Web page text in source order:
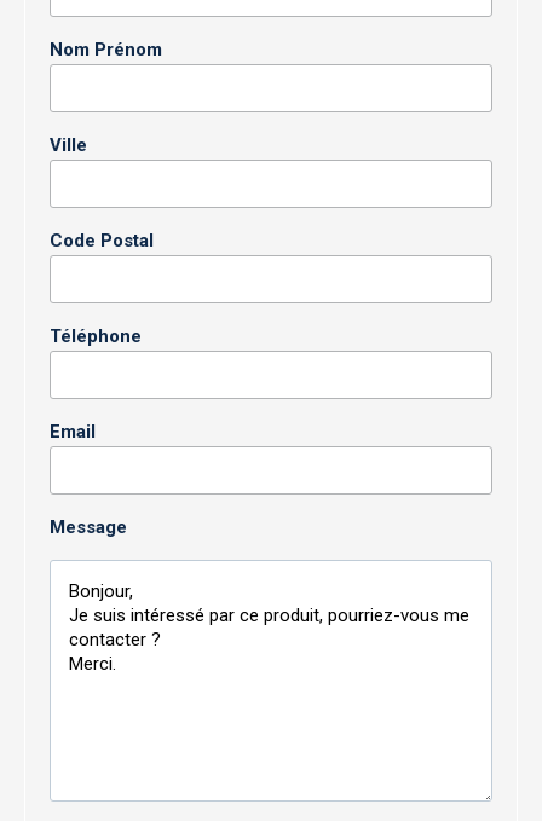
Nom Prénom
Ville
Code Postal
Téléphone
Email
Message